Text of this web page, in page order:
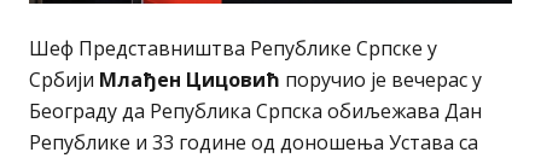
Шеф Представништва Републике Српске у
Србији Млађен Цицовић поручио је вечерас у
Београду да Република Српска обиљежава Дан
Републике и 33 године од доношења Устава са